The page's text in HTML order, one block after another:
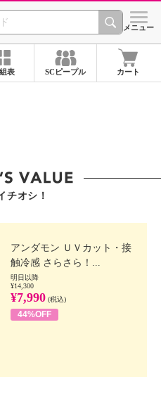
CHANNEL ショッ
メニュー
表 SCピープル カート
チオシ！
アンダモン ＵＶカット・接
触冷感 さらさら！...
明日以降
¥14,300
¥7,990 (税込)
44%OFF